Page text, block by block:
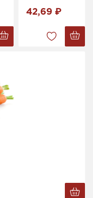
42,69 ₽